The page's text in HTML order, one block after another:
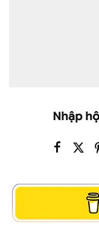
Nhập